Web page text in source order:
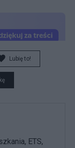
Lubię to!
ETS,